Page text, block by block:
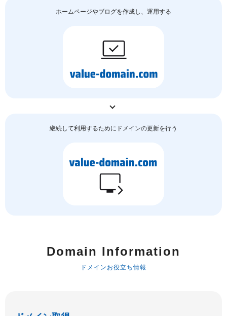
ホームページやブログを作成し、運用する
継続して利用するためにドメインの更新を行う
Domain Information
ドメインお役立ち情報